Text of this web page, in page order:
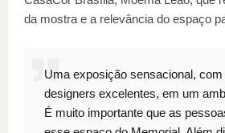
da mostra e a relevância do espaço
Uma exposição sensacional,
designers excelentes, em um
É muito importante que as